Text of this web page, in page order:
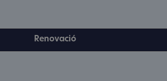
Renovació